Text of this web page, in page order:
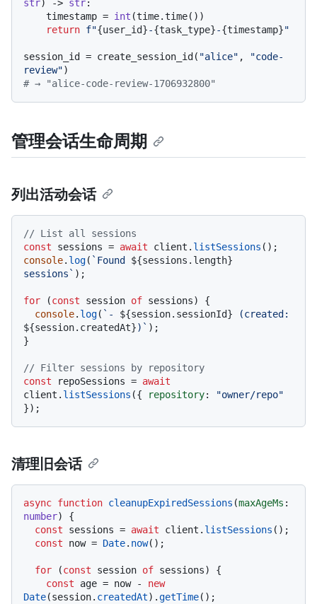
str) -> str:
    timestamp =
int (time.time())
return f"{user_id}-{task_type}-{timestamp}"
session_id = create_session_id( "alice" ,
"code-
review"
# → "alice-code-review-1706932800"
管理会话生命周期
列出活动会话
// List all sessions
const sessions = await client. listSessions
console. log( `Found ${sessions.length}
sessions` );
for (const session of sessions) {
console. log( `- ${session.sessionId}
${session.createdAt})` );
}
// Filter sessions by repository
const repoSessions = await
client. listSessions ({ repository:
"owner/repo"
清理旧会话
async function cleanupExpiredSessions (maxAgeMs
number) {
const sessions = await client. listSessions ();
const now = Date. now();
for (const session of sessions) {
const age = now - new
Date(session. createdAt).getTime();